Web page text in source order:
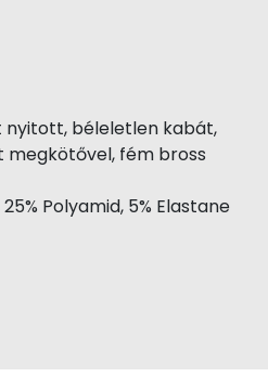
nyitott, béleletlen kabát,
megkötővel, fém bross
Polyamid, 5% Elastane